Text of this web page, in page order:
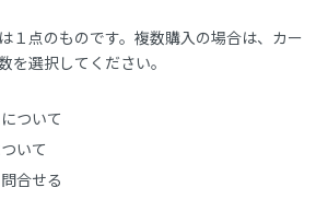
１点のものです。複数購入の場合は、カー
を選択してください。
ついて
いて
合せる